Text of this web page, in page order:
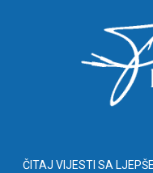
ČITAJ VIJESTI SA